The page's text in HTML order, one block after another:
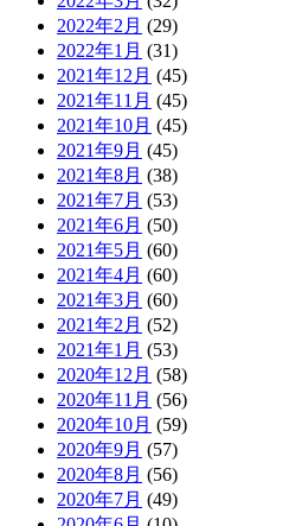
2022年2月 (29)
2022年1月 (31)
2021年12月 (45)
2021年11月 (45)
2021年10月 (45)
2021年9月 (45)
2021年8月 (38)
2021年7月 (53)
2021年6月 (50)
2021年5月 (60)
2021年4月 (60)
2021年3月 (60)
2021年2月 (52)
2021年1月 (53)
2020年12月 (58)
2020年11月 (56)
2020年10月 (59)
2020年9月 (57)
2020年8月 (56)
2020年7月 (49)